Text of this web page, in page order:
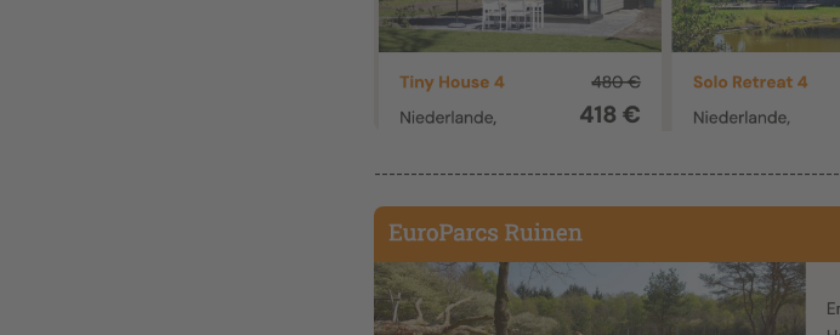
----------------------------------------------------------------